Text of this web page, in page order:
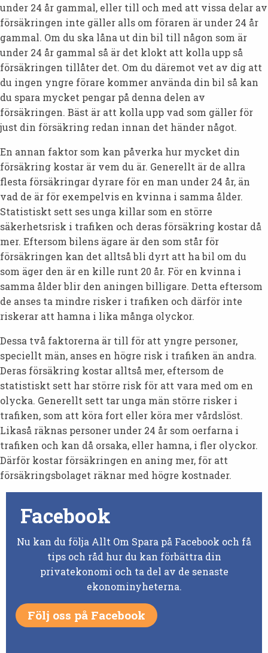
under 24 år gammal, eller till och med att vissa delar av
försäkringen inte gäller alls om föraren är under 24 år
gammal. Om du ska låna ut din bil till någon som är
under 24 år gammal så är det klokt att kolla upp så
försäkringen tillåter det. Om du däremot vet av dig att
du ingen yngre förare kommer använda din bil så kan
du spara mycket pengar på denna delen av
försäkringen. Bäst är att kolla upp vad som gäller för
just din försäkring redan innan det händer något.
En annan faktor som kan påverka hur mycket din
försäkring kostar är vem du är. Generellt är de allra
flesta försäkringar dyrare för en man under 24 år, än
vad de är för exempelvis en kvinna i samma ålder.
Statistiskt sett ses unga killar som en större
säkerhetsrisk i trafiken och deras försäkring kostar då
mer. Eftersom bilens ägare är den som står för
försäkringen kan det alltså bli dyrt att ha bil om du
som äger den är en kille runt 20 år. För en kvinna i
samma ålder blir den aningen billigare. Detta eftersom
de anses ta mindre risker i trafiken och därför inte
riskerar att hamna i lika många olyckor.
Dessa två faktorerna är till för att yngre personer,
speciellt män, anses en högre risk i trafiken än andra.
Deras försäkring kostar alltså mer, eftersom de
statistiskt sett har större risk för att vara med om en
olycka. Generellt sett tar unga män större risker i
trafiken, som att köra fort eller köra mer vårdslöst.
Likaså räknas personer under 24 år som oerfarna i
trafiken och kan då orsaka, eller hamna, i fler olyckor.
Därför kostar försäkringen en aning mer, för att
försäkringsbolaget räknar med högre kostnader.
Facebook
Nu kan du följa Allt Om Spara på Facebook och få
tips och råd hur du kan förbättra din
privatekonomi och ta del av de senaste
ekonominyheterna.
Följ oss på Facebook